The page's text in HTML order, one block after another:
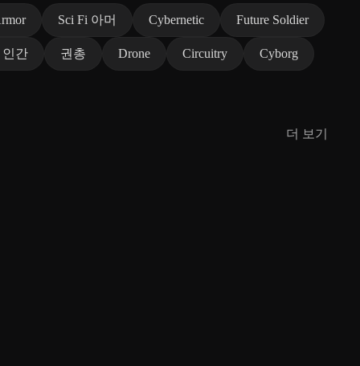
Sci Fi 아머 Cybernetic Future Soldier
인간 권총 Drone Circuitry Cyborg
더 보기